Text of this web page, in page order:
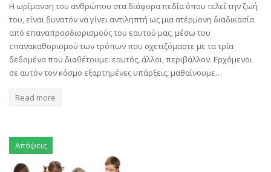
Η ωρίμανση του ανθρώπου στα διάφορα πεδία όπου τελεί την ζωή
του, είναι δυνατόν να γίνει αντιληπτή ως μια ατέρμονη διαδικασία
από επαναπροσδιορισμούς του εαυτού μας, μέσω του
επανακαθορισμού των τρόπων που σχετιζόμαστε με τα τρία
δεδομένα που διαθέτουμε: εαυτός, άλλοι, περιβάλλον. Ερχόμενοι
σε αυτόν τον κόσμο εξαρτημένες υπάρξεις, μαθαίνουμε…
Read more
Απόψεις